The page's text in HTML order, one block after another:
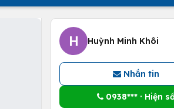
H Huỳnh Minh Khôi
Nhắn tin
0938*** · Hiện